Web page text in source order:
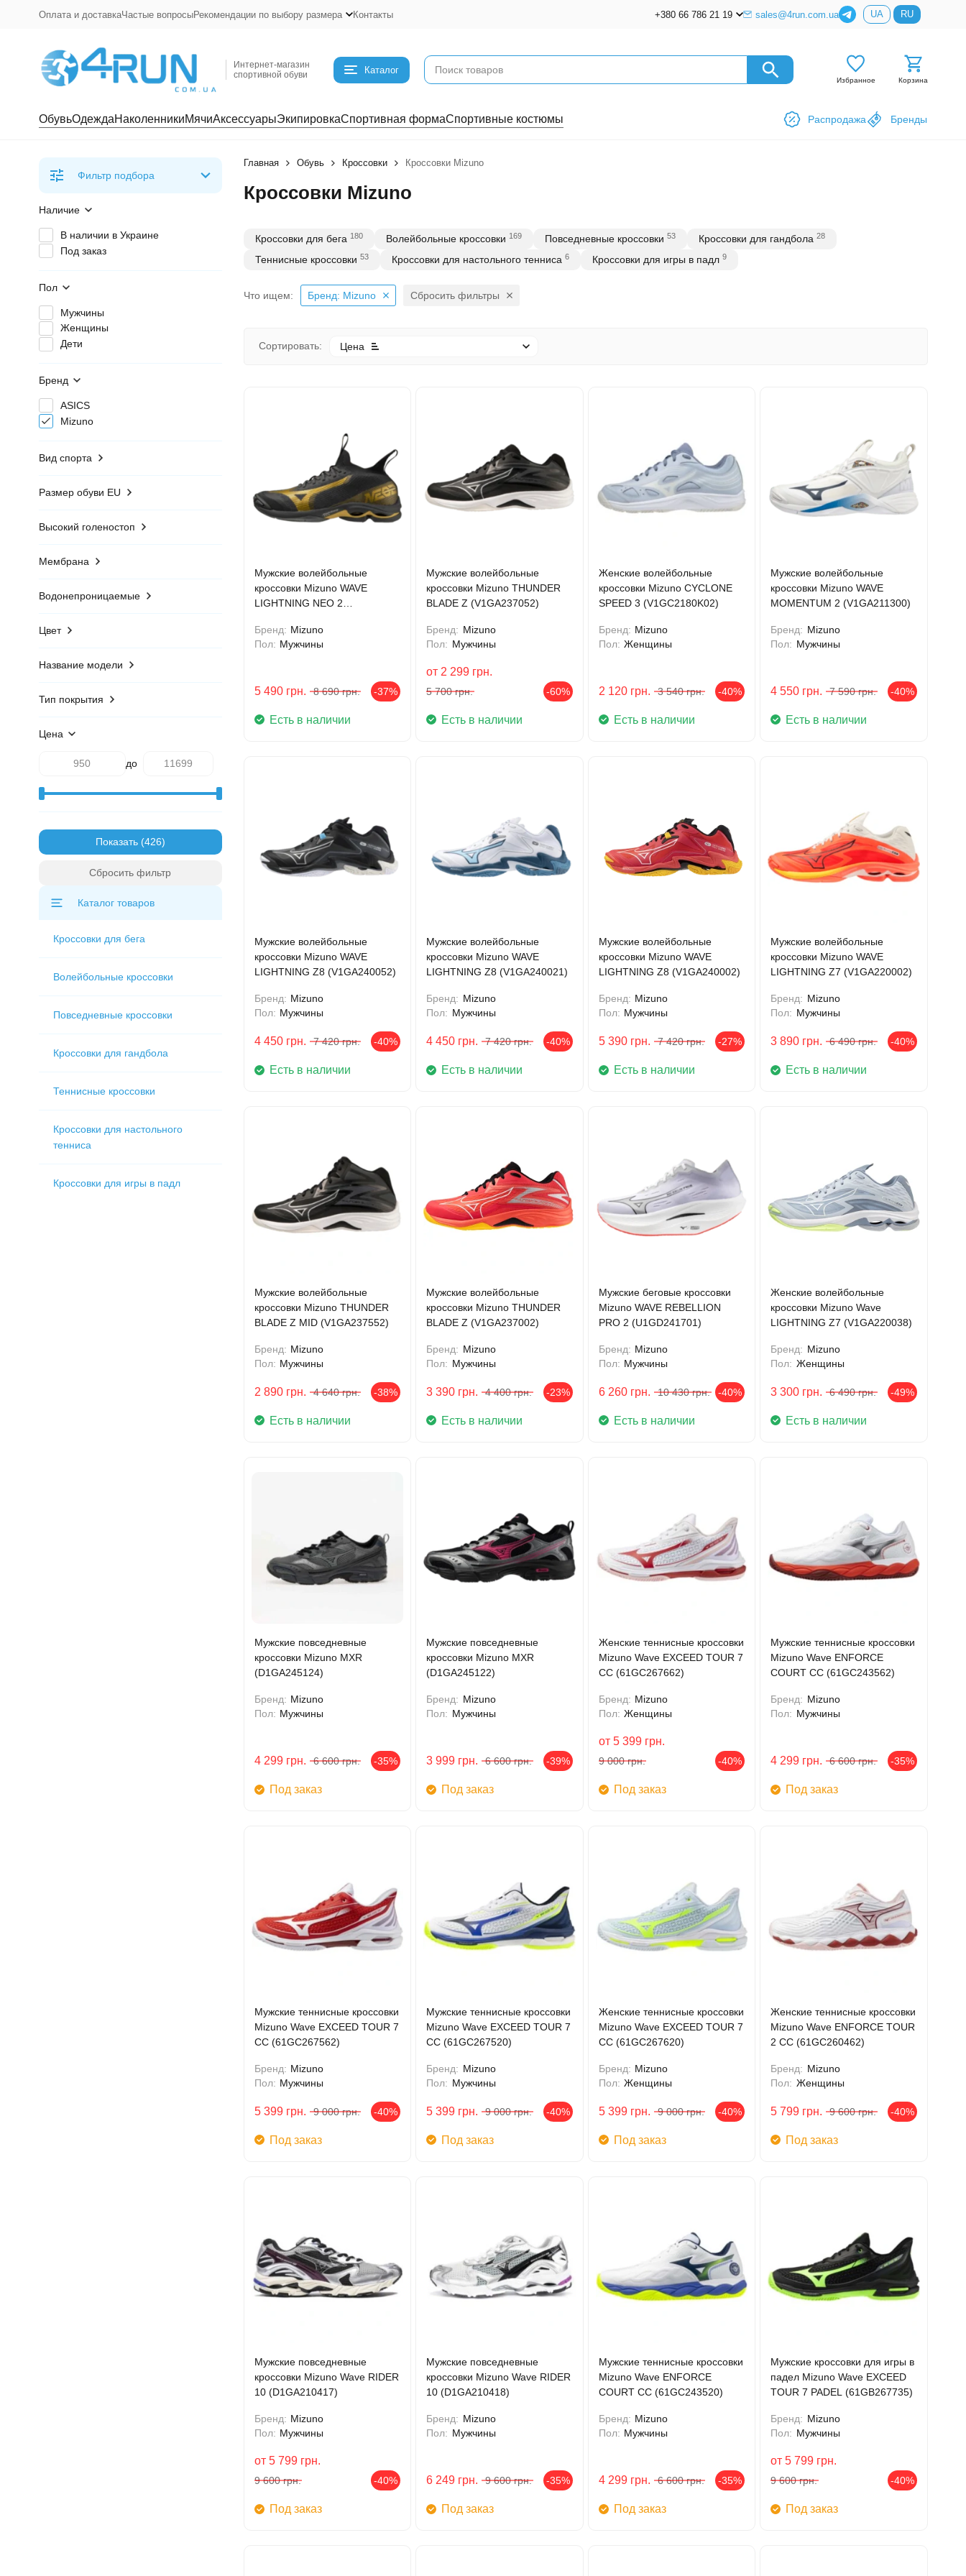
Оплата и доставкаЧастые вопросыРекомендации по выбору размера Контакты +380 66 786 21 19 sales@4run.com.ua UA RU
Интернет-магазин
спортивной обуви
Каталог
Избранное Корзина
ОбувьОдеждаНаколенникиМячиАксессуарыЭкипировкаСпортивная формаСпортивные костюмы Распродажа Бренды
Главная Обувь Кроссовки Кроссовки Mizuno
Кроссовки Mizuno
Кроссовки для бега 180 Волейбольные кроссовки 169 Повседневные кроссовки 53 Кроссовки для гандбола 28
Теннисные кроссовки 53 Кроссовки для настольного тенниса 6 Кроссовки для игры в падл 9
Что ищем: Бренд: Mizuno Сбросить фильтры
Сортировать: Цена
Мужские волейбольные
кроссовки Mizuno WAVE
LIGHTNING NEO 2
Бренд: Mizuno
Пол: Мужчины
5 490 грн. 8 690 грн. -37%
Есть в наличии
Мужские волейбольные
кроссовки Mizuno THUNDER
BLADE Z (V1GA237052)
Бренд: Mizuno
Пол: Мужчины
от 2 299 грн.
5 700 грн. -60%
Есть в наличии
Женские волейбольные
кроссовки Mizuno CYCLONE
SPEED 3 (V1GC2180K02)
Бренд: Mizuno
Пол: Женщины
2 120 грн. 3 540 грн. -40%
Есть в наличии
Мужские волейбольные
кроссовки Mizuno WAVE
MOMENTUM 2 (V1GA211300)
Бренд: Mizuno
Пол: Мужчины
4 550 грн. 7 590 грн. -40%
Есть в наличии
Мужские волейбольные
кроссовки Mizuno WAVE
LIGHTNING Z8 (V1GA240052)
Бренд: Mizuno
Пол: Мужчины
4 450 грн. 7 420 грн. -40%
Есть в наличии
Мужские волейбольные
кроссовки Mizuno WAVE
LIGHTNING Z8 (V1GA240021)
Бренд: Mizuno
Пол: Мужчины
4 450 грн. 7 420 грн. -40%
Есть в наличии
Мужские волейбольные
кроссовки Mizuno WAVE
LIGHTNING Z8 (V1GA240002)
Бренд: Mizuno
Пол: Мужчины
5 390 грн. 7 420 грн. -27%
Есть в наличии
Мужские волейбольные
кроссовки Mizuno WAVE
LIGHTNING Z7 (V1GA220002)
Бренд: Mizuno
Пол: Мужчины
3 890 грн. 6 490 грн. -40%
Есть в наличии
Мужские волейбольные
кроссовки Mizuno THUNDER
BLADE Z MID (V1GA237552)
Бренд: Mizuno
Пол: Мужчины
2 890 грн. 4 640 грн. -38%
Есть в наличии
Мужские волейбольные
кроссовки Mizuno THUNDER
BLADE Z (V1GA237002)
Бренд: Mizuno
Пол: Мужчины
3 390 грн. 4 400 грн. -23%
Есть в наличии
Мужские беговые кроссовки
Mizuno WAVE REBELLION
PRO 2 (U1GD241701)
Бренд: Mizuno
Пол: Мужчины
6 260 грн. 10 430 грн. -40%
Есть в наличии
Женские волейбольные
кроссовки Mizuno Wave
LIGHTNING Z7 (V1GA220038)
Бренд: Mizuno
Пол: Женщины
3 300 грн. 6 490 грн. -49%
Есть в наличии
Мужские повседневные
кроссовки Mizuno MXR
(D1GA245124)
Бренд: Mizuno
Пол: Мужчины
4 299 грн. 6 600 грн. -35%
Под заказ
Мужские повседневные
кроссовки Mizuno MXR
(D1GA245122)
Бренд: Mizuno
Пол: Мужчины
3 999 грн. 6 600 грн. -39%
Под заказ
Женские теннисные кроссовки
Mizuno Wave EXCEED TOUR 7
CC (61GC267662)
Бренд: Mizuno
Пол: Женщины
от 5 399 грн.
9 000 грн. -40%
Под заказ
Мужские теннисные кроссовки
Mizuno Wave ENFORCE
COURT CC (61GC243562)
Бренд: Mizuno
Пол: Мужчины
4 299 грн. 6 600 грн. -35%
Под заказ
Мужские теннисные кроссовки
Mizuno Wave EXCEED TOUR 7
CC (61GC267562)
Бренд: Mizuno
Пол: Мужчины
5 399 грн. 9 000 грн. -40%
Под заказ
Мужские теннисные кроссовки
Mizuno Wave EXCEED TOUR 7
CC (61GC267520)
Бренд: Mizuno
Пол: Мужчины
5 399 грн. 9 000 грн. -40%
Под заказ
Женские теннисные кроссовки
Mizuno Wave EXCEED TOUR 7
CC (61GC267620)
Бренд: Mizuno
Пол: Женщины
5 399 грн. 9 000 грн. -40%
Под заказ
Женские теннисные кроссовки
Mizuno Wave ENFORCE TOUR
2 CC (61GC260462)
Бренд: Mizuno
Пол: Женщины
5 799 грн. 9 600 грн. -40%
Под заказ
Мужские повседневные
кроссовки Mizuno Wave RIDER
10 (D1GA210417)
Бренд: Mizuno
Пол: Мужчины
от 5 799 грн.
9 600 грн. -40%
Под заказ
Мужские повседневные
кроссовки Mizuno Wave RIDER
10 (D1GA210418)
Бренд: Mizuno
Пол: Мужчины
6 249 грн. 9 600 грн. -35%
Под заказ
Мужские теннисные кроссовки
Mizuno Wave ENFORCE
COURT CC (61GC243520)
Бренд: Mizuno
Пол: Мужчины
4 299 грн. 6 600 грн. -35%
Под заказ
Мужские кроссовки для игры в
падел Mizuno Wave EXCEED
TOUR 7 PADEL (61GB267735)
Бренд: Mizuno
Пол: Мужчины
от 5 799 грн.
9 600 грн. -40%
Под заказ
Фильтр подбора
Наличие
В наличии в Украине
Под заказ
Пол
Мужчины
Женщины
Дети
Бренд
ASICS
Mizuno
Вид спорта
Размер обуви EU
Высокий голеностоп
Мембрана
Водонепроницаемые
Цвет
Название модели
Тип покрытия
Цена
до
Показать
Сбросить фильтр
Каталог товаров
Кроссовки для бега
Волейбольные кроссовки
Повседневные кроссовки
Кроссовки для гандбола
Теннисные кроссовки
Кроссовки для настольного
тенниса
Кроссовки для игры в падл